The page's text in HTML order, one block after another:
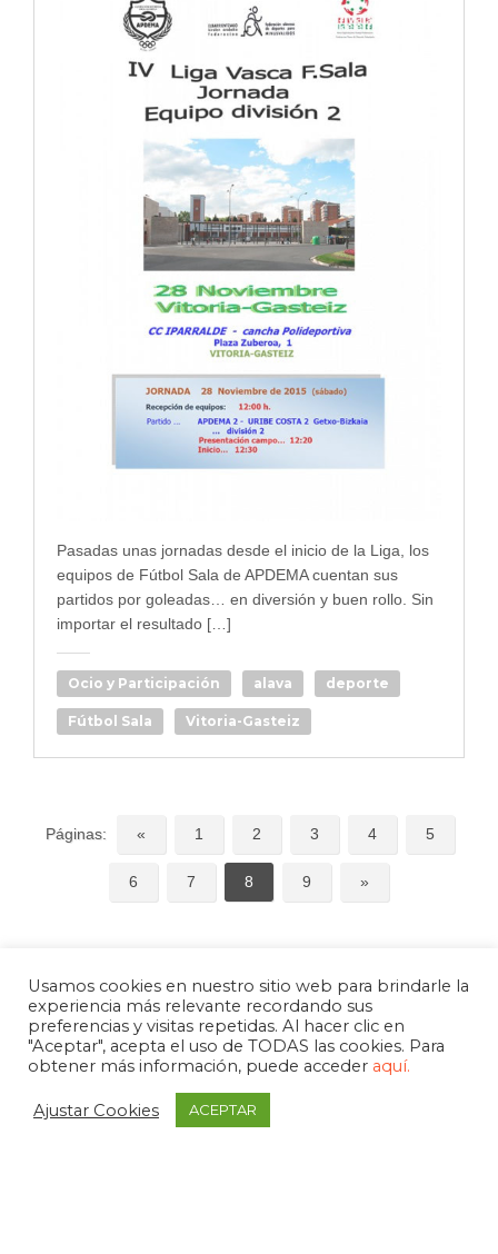
Pasadas unas jornadas desde el inicio de la Liga, los
equipos de Fútbol Sala de APDEMA cuentan sus
partidos por goleadas… en diversión y buen rollo. Sin
importar el resultado […]
Ocio y Participación alava deporte
Fútbol Sala Vitoria-Gasteiz
Páginas: « 1 2 3 4 5
6 7 8 9 »
Usamos cookies en nuestro sitio web para brindarle la
experiencia más relevante recordando sus
preferencias y visitas repetidas. Al hacer clic en
"Aceptar", acepta el uso de TODAS las cookies. Para
obtener más información, puede acceder aquí.
Ajustar Cookies ACEPTAR